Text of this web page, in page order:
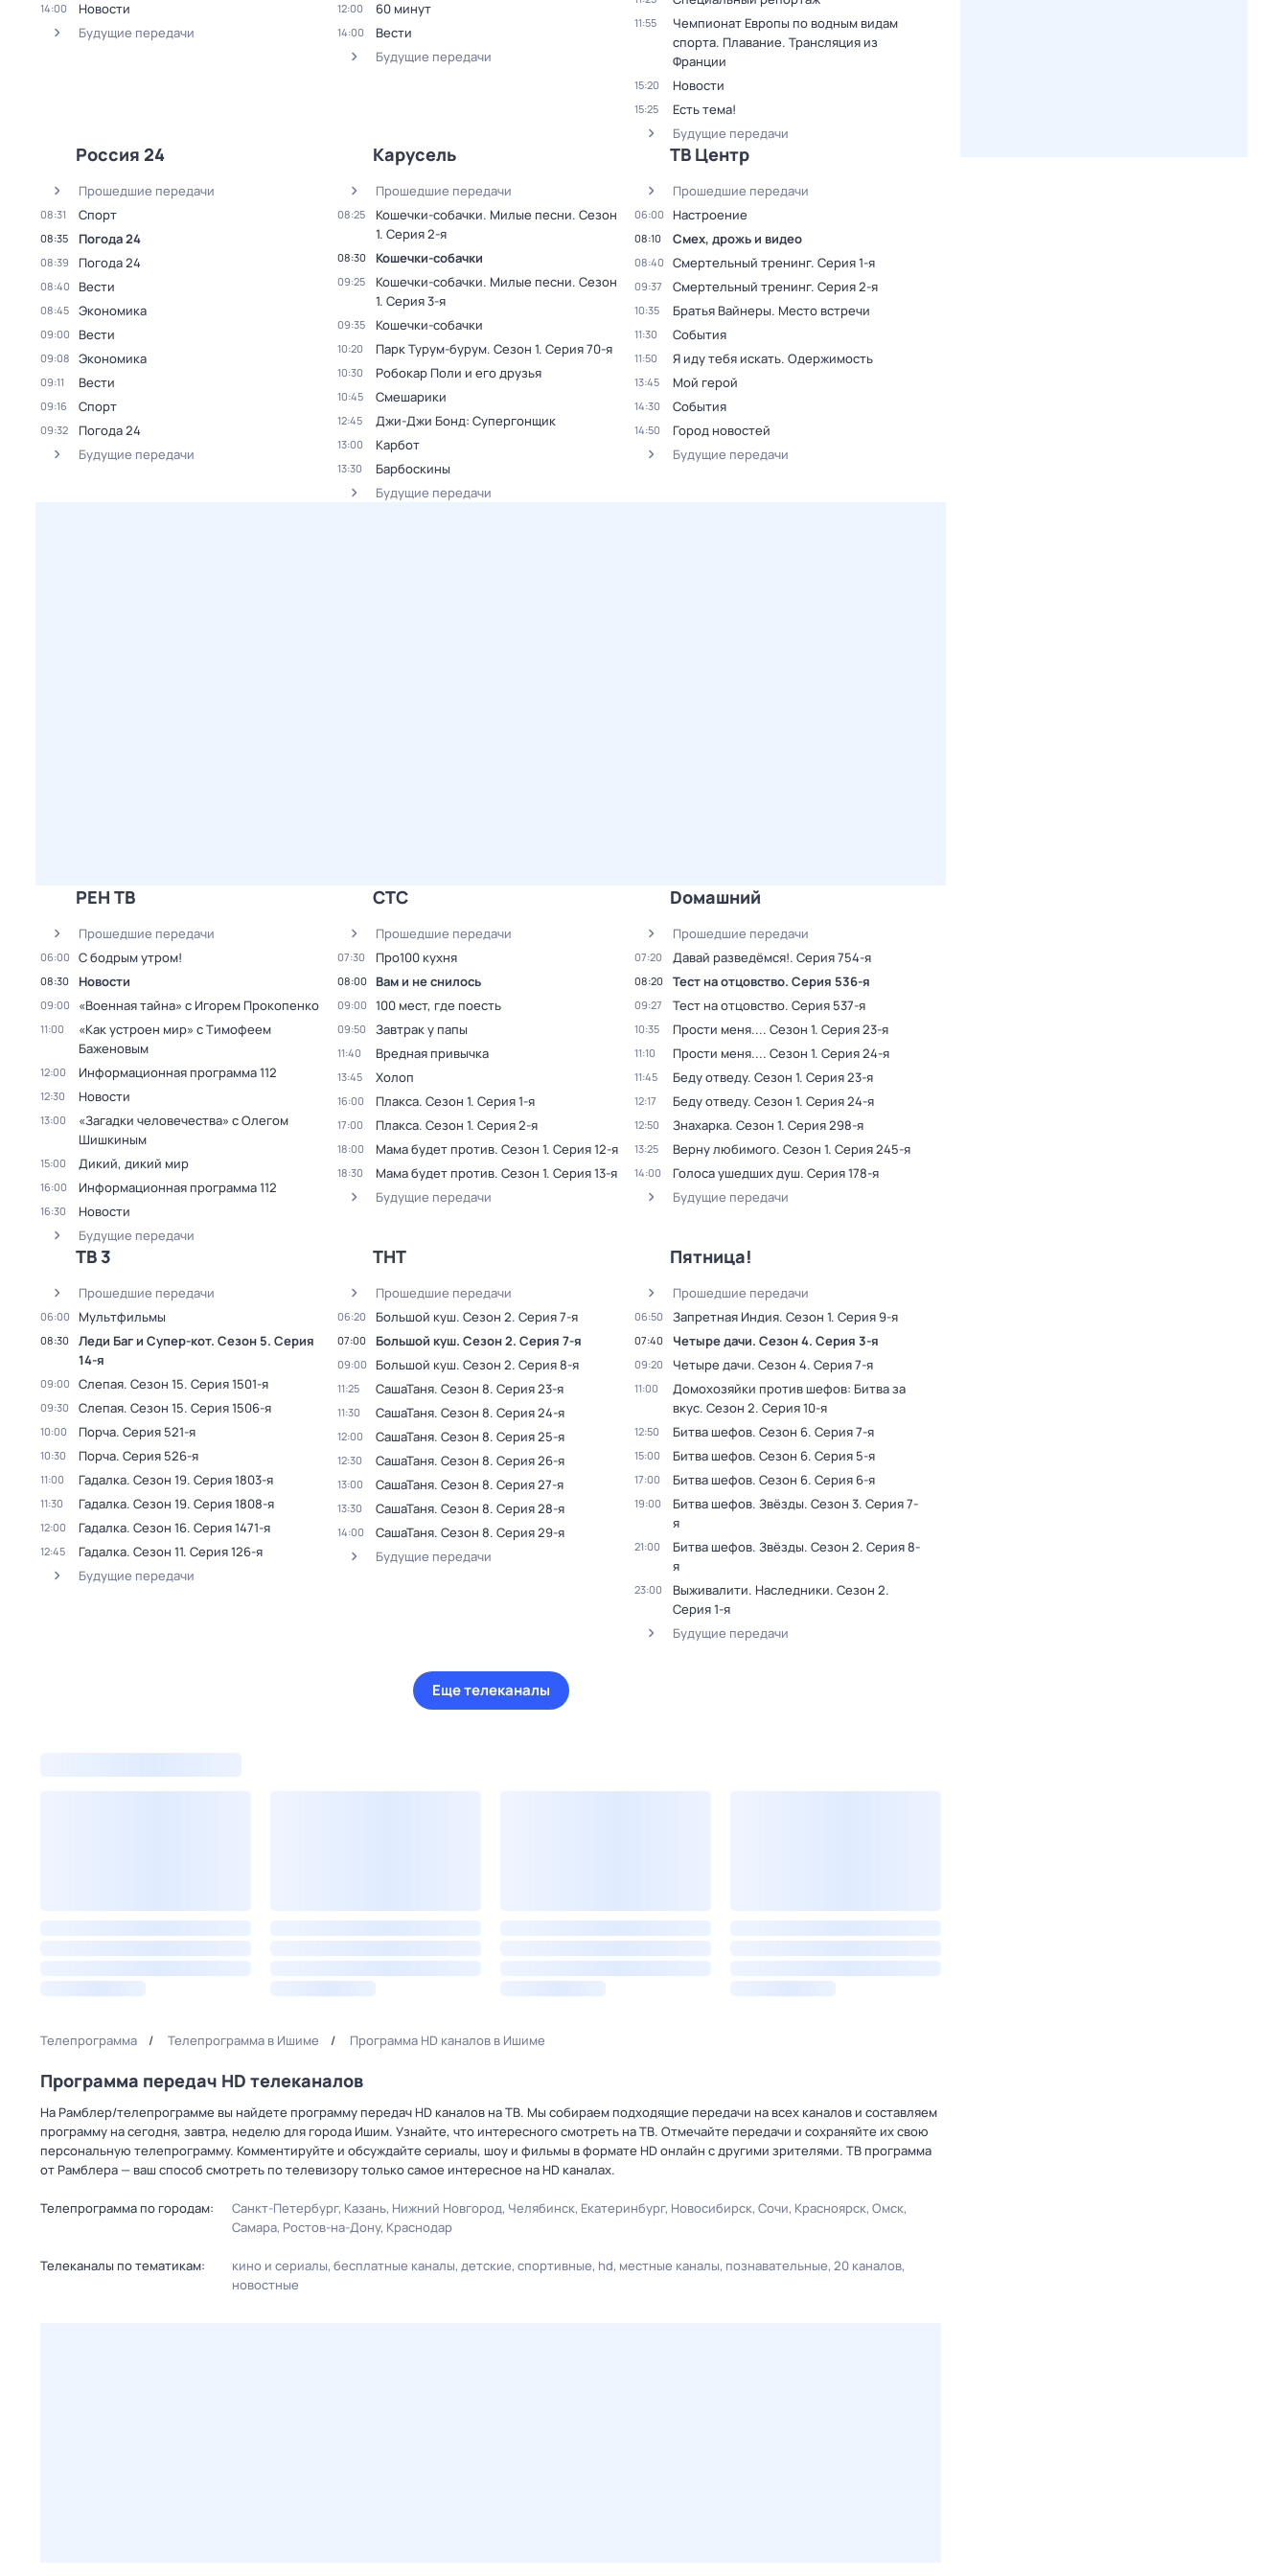
14:00
Новости
Будущие передачи
12:00 60 минут
14:00
Вести
Будущие передачи
11:55
Чемпионат Европы по водным видам
спорта. Плавание. Трансляция из
Франции
15:20 Новости
15:25
Есть тема!
Будущие передачи
Россия 24
Прошедшие передачи
08:31 Спорт
08:35 Погода 24
08:39 Погода 24
08:40 Вести
08:45 Экономика
09:00 Вести
09:08 Экономика
09:11 Вести
09:16 Спорт
09:32
Погода 24
Будущие передачи
Карусель
Прошедшие передачи
08:25 Кошечки-собачки. Милые песни. Сезон
1. Серия 2-я
08:30 Кошечки-собачки
09:25 Кошечки-собачки. Милые песни. Сезон
1. Серия 3-я
09:35 Кошечки-собачки
10:20 Парк Турум-бурум. Сезон 1. Серия 70-я
10:30 Робокар Поли и его друзья
10:45 Смешарики
12:45 Джи-Джи Бонд: Супергонщик
13:00 Карбот
13:30
Барбоскины
Будущие передачи
ТВ Центр
Прошедшие передачи
06:00 Настроение
08:10 Смех, дрожь и видео
08:40 Смертельный тренинг. Серия 1-я
09:37 Смертельный тренинг. Серия 2-я
10:35 Братья Вайнеры. Место встречи
11:30 События
11:50 Я иду тебя искать. Одержимость
13:45 Мой герой
14:30 События
14:50
Город новостей
Будущие передачи
РЕН ТВ
Прошедшие передачи
06:00 С бодрым утром!
08:30 Новости
09:00 «Военная тайна» с Игорем Прокопенко
11:00
«Как устроен мир» с Тимофеем
Баженовым
12:00 Информационная программа 112
12:30 Новости
13:00
«Загадки человечества» с Олегом
Шишкиным
15:00 Дикий, дикий мир
16:00 Информационная программа 112
16:30
Новости
Будущие передачи
СТС
Прошедшие передачи
07:30 Про100 кухня
08:00 Вам и не снилось
09:00 100 мест, где поесть
09:50 Завтрак у папы
11:40 Вредная привычка
13:45 Холоп
16:00 Плакса. Сезон 1. Серия 1-я
17:00 Плакса. Сезон 1. Серия 2-я
18:00 Мама будет против. Сезон 1. Серия 12-я
18:30 Мама будет против. Сезон 1. Серия 13-я
Будущие передачи
Dомашний
Прошедшие передачи
07:20 Давай рaзвeдёмся!. Серия 754-я
08:20 Тест на отцовство. Серия 536-я
09:27 Тест на отцовство. Серия 537-я
10:35 Прости меня.... Сезон 1. Серия 23-я
11:10 Прости меня.... Сезон 1. Серия 24-я
11:45 Беду отведу. Сезон 1. Серия 23-я
12:17 Беду отведу. Сезон 1. Серия 24-я
12:50 Знaхaрка. Сезон 1. Серия 298-я
13:25 Верну любимого. Сезон 1. Серия 245-я
14:00 Голocа ушедших душ. Серия 178-я
Будущие передачи
ТВ 3
Прошедшие передачи
06:00 Мультфильмы
08:30 Леди Баг и Супер-кот. Сезон 5. Серия
14-я
09:00 Слепая. Сезон 15. Серия 1501-я
09:30 Слепая. Сезон 15. Серия 1506-я
10:00 Порча. Серия 521-я
10:30 Порча. Серия 526-я
11:00 Гадалка. Сезон 19. Серия 1803-я
11:30 Гадалка. Сезон 19. Серия 1808-я
12:00 Гадалка. Сезон 16. Серия 1471-я
12:45 Гадалка. Сезон 11. Серия 126-я
Будущие передачи
ТНТ
Прошедшие передачи
06:20 Большой куш. Сезон 2. Серия 7-я
07:00 Большой куш. Сезон 2. Серия 7-я
09:00 Большой куш. Сезон 2. Серия 8-я
11:25 СашаТаня. Сезон 8. Серия 23-я
11:30 СашаТаня. Сезон 8. Серия 24-я
12:00 СашаТаня. Сезон 8. Серия 25-я
12:30 СашаТаня. Сезон 8. Серия 26-я
13:00 СашаТаня. Сезон 8. Серия 27-я
13:30 СашаТаня. Сезон 8. Серия 28-я
14:00 СашаТаня. Сезон 8. Серия 29-я
Будущие передачи
Пятница!
Прошедшие передачи
06:50 Запретная Индия. Сезон 1. Серия 9-я
07:40 Четыре дачи. Сезон 4. Серия 3-я
09:20 Четыре дачи. Сезон 4. Серия 7-я
11:00
Домохозяйки против шефов: Битва за
вкус. Сезон 2. Серия 10-я
12:50 Битва шефов. Сезон 6. Серия 7-я
15:00 Битва шефов. Сезон 6. Серия 5-я
17:00 Битва шефов. Сезон 6. Серия 6-я
19:00 Битва шефов. Звёзды. Сезон 3. Серия 7-
я
21:00 Битва шефов. Звёзды. Сезон 2. Серия 8-
я
23:00 Выживалити. Наследники. Сезон 2.
Серия 1-я
Будущие передачи
Еще телеканалы
Телепрограмма Телепрограмма в Ишиме Программа HD каналов в Ишиме
Программа передач HD телеканалов
На Рамблер/телепрограмме вы найдете программу передач HD каналов на ТВ. Мы собираем подходящие передачи на всех каналов и составляем
программу на сегодня, завтра, неделю для города Ишим. Узнайте, что интересного смотреть на ТВ. Отмечайте передачи и сохраняйте их свою
персональную телепрограмму. Комментируйте и обсуждайте сериалы, шоу и фильмы в формате HD онлайн с другими зрителями. ТВ программа
от Рамблера — ваш способ смотреть по телевизору только самое интересное на HD каналах.
Телепрограмма по городам: Санкт-Петербург Казань Нижний Новгород Челябинск Екатеринбург Новосибирск Сочи Красноярск Омск
Самара Ростов-на-Дону Краснодар
Телеканалы по тематикам: кино и сериалы бесплатные каналы детские спортивные hd местные каналы познавательные 20 каналов
новостные